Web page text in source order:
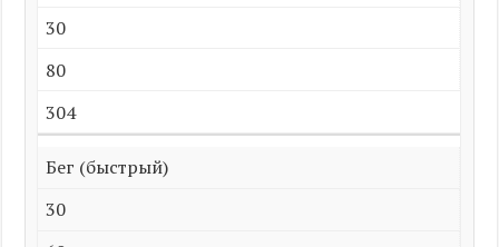
30
80
304
Бег (быстрый)
30